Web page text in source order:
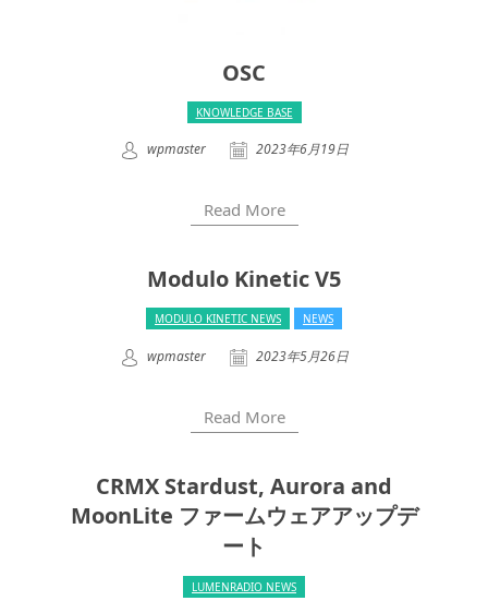
OSC
KNOWLEDGE BASE
wpmaster 2023年6月19日
Read More
Modulo Kinetic V5
MODULO KINETIC NEWS NEWS
wpmaster 2023年5月26日
Read More
CRMX Stardust, Aurora and
MoonLite ファームウェアアップデ
ート
LUMENRADIO NEWS